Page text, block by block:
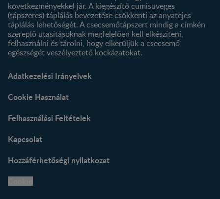
következményekkel jár. A kiegészítő cumisüveges
(tápszeres) táplálás bevezetése csökkenti az anyatejes
táplálás lehetőségét. A csecsemőtápszert mindig a címkén
szereplő utasításoknak megfelelően kell elkészíteni,
felhasználni és tárolni, hogy elkerüljük a csecsemő
egészségét veszélyeztető kockázatokat.
Adatkezelési Irányelvek
Cookie Használat
Felhasználási Feltételek
Kapcsolat
Hozzáférhetőségi nyilatkozat